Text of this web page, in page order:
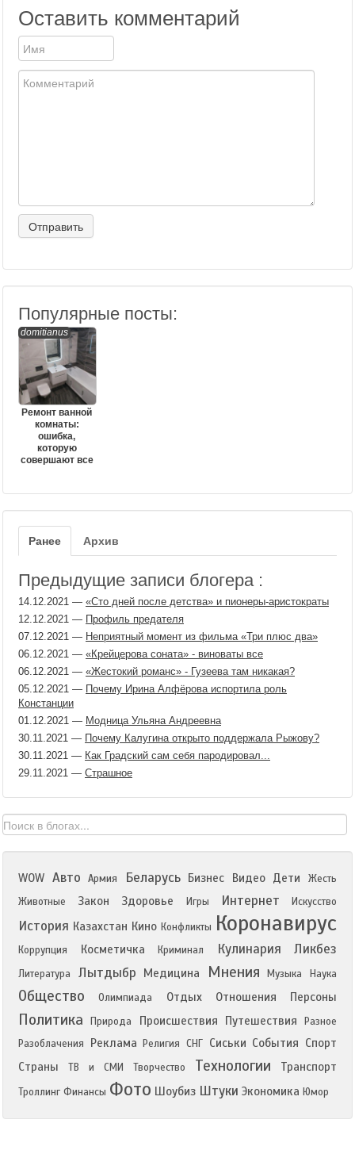
Оставить комментарий
Популярные посты:
domitianus
Ремонт ванной
комнаты:
ошибка,
которую
совершают все
Ранее Архив
Предыдущие записи блогера :
14.12.2021 — «Сто дней после детства» и пионеры-аристократы
12.12.2021 — Профиль предателя
07.12.2021 — Неприятный момент из фильма «Три плюс два»
06.12.2021 — «Крейцерова соната» - виноваты все
06.12.2021 — «Жестокий романс» - Гузеева там никакая?
05.12.2021 — Почему Ирина Алфёрова испортила роль
Констанции
01.12.2021 — Модница Ульяна Андреевна
30.11.2021 — Почему Калугина открыто поддержала Рыжову?
30.11.2021 — Как Градский сам себя пародировал...
29.11.2021 — Страшное
WOW Авто Армия Беларусь Бизнес Видео Дети
Жесть
Животные
Закон Здоровье Игры Интернет Искусство
История Казахстан Кино Конфликты Коронавирус
Коррупция Косметичка Криминал Кулинария Ликбез
Литература Лытдыбр Медицина Мнения Музыка Наука
Общество Олимпиада Отдых Отношения Персоны
Политика Природа Происшествия Путешествия
Разное
Разоблачения
Реклама Религия СНГ Сиськи События Спорт
Страны
ТВ и СМИ Творчество Технологии Транспорт
Троллинг Финансы Фото Шоубиз Штуки Экономика Юмор